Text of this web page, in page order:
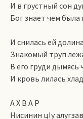
И в грустный сон
Бог знает чем была
И снилась ей
Знакомый труп
В его груди дымясь
И кровь лилась
А Х В А Р
Нисинин цIу